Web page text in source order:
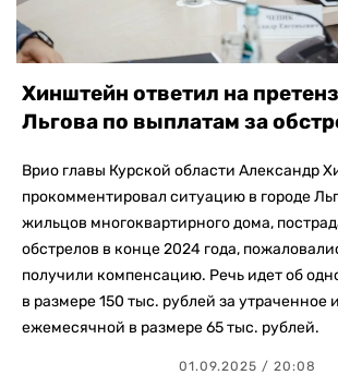
Хинштейн ответил на
Льгова по выплатам за
Врио главы Курской области Александр
прокомментировал ситуацию в городе
жильцов многоквартирного дома,
обстрелов в конце 2024 года,
получили компенсацию. Речь идет об
в размере 150 тыс. рублей за утраченное
ежемесячной в размере 65 тыс. рублей.
01.09.2025 / 20:08